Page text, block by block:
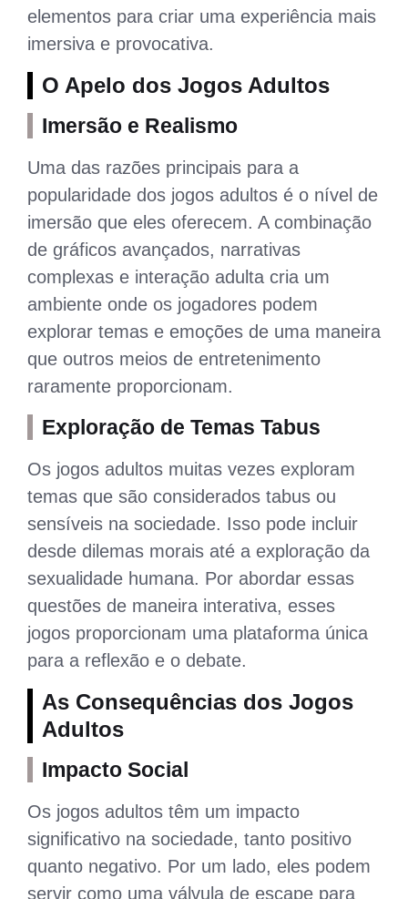
elementos para criar uma experiência mais
imersiva e provocativa.
O Apelo dos Jogos Adultos
Imersão e Realismo
Uma das razões principais para a
popularidade dos jogos adultos é o nível de
imersão que eles oferecem. A combinação
de gráficos avançados, narrativas
complexas e interação adulta cria um
ambiente onde os jogadores podem
explorar temas e emoções de uma maneira
que outros meios de entretenimento
raramente proporcionam.
Exploração de Temas Tabus
Os jogos adultos muitas vezes exploram
temas que são considerados tabus ou
sensíveis na sociedade. Isso pode incluir
desde dilemas morais até a exploração da
sexualidade humana. Por abordar essas
questões de maneira interativa, esses
jogos proporcionam uma plataforma única
para a reflexão e o debate.
As Consequências dos Jogos
Adultos
Impacto Social
Os jogos adultos têm um impacto
significativo na sociedade, tanto positivo
quanto negativo. Por um lado, eles podem
servir como uma válvula de escape para